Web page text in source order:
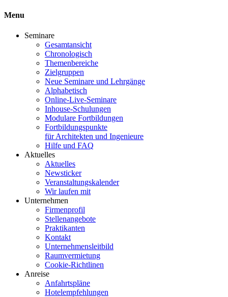
Menu
Seminare
Gesamtansicht
Chronologisch
Themenbereiche
Zielgruppen
Neue Seminare und Lehrgänge
Alphabetisch
Online-Live-Seminare
Inhouse-Schulungen
Modulare Fortbildungen
Fortbildungspunkte
für Architekten und Ingenieure
Hilfe und FAQ
Aktuelles
Aktuelles
Newsticker
Veranstaltungskalender
Wir laufen mit
Unternehmen
Firmenprofil
Stellenangebote
Praktikanten
Kontakt
Unternehmensleitbild
Raumvermietung
Cookie-Richtlinen
Anreise
Anfahrtspläne
Hotelempfehlungen